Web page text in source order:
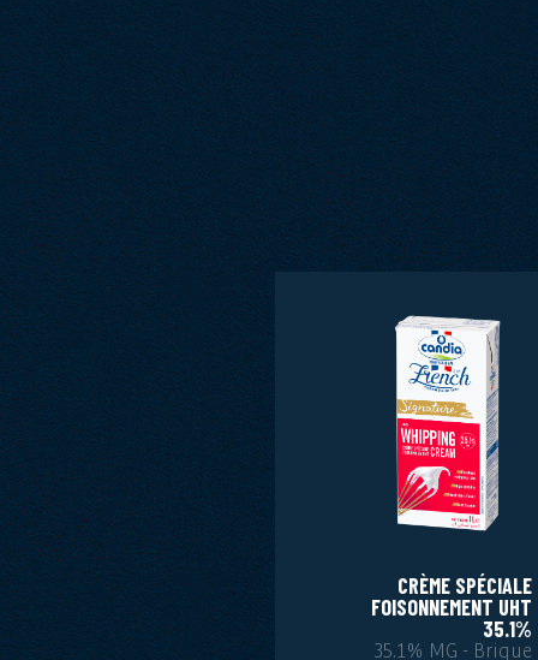
CRÈME SPÉCIALE
FOISONNEMENT UHT
35.1%
35.1% MG - Brique